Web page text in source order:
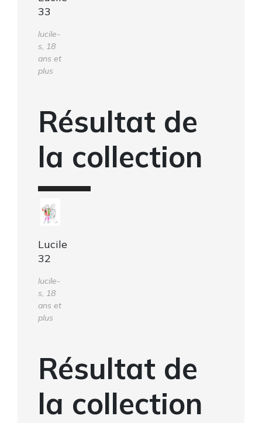
33
lucile-
s, 18
ans et
plus
Résultat de
la collection
Lucile
32
lucile-
s, 18
ans et
plus
Résultat de
la collection